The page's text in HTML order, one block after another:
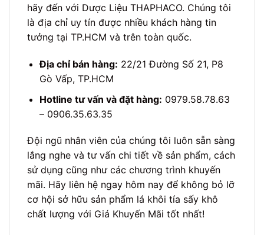
hãy đến với Dược Liệu THAPHACO. Chúng tôi
là địa chỉ uy tín được nhiều khách hàng tin
tưởng tại TP.HCM và trên toàn quốc.
Địa chỉ bán hàng: 22/21 Đường Số 21, P8
Gò Vấp, TP.HCM
Hotline tư vấn và đặt hàng: 0979.58.78.63
– 0906.35.63.35
Đội ngũ nhân viên của chúng tôi luôn sẵn sàng
lắng nghe và tư vấn chi tiết về sản phẩm, cách
sử dụng cũng như các chương trình khuyến
mãi. Hãy liên hệ ngay hôm nay để không bỏ lỡ
cơ hội sở hữu sản phẩm lá khôi tía sấy khô
chất lượng với Giá Khuyến Mãi tốt nhất!